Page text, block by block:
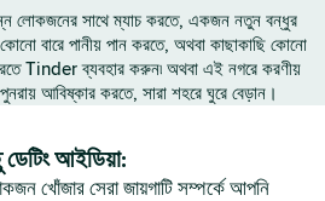
লোকজনের সাথে ম্যাচ করতে, একজন নতুন বন্ধুর
বারে পানীয় পান করতে, অথবা কাছাকাছি কোনো
Tinder ব্যবহার করুন৷ অথবা এই নগরে করণীয়
আবিষ্কার করতে, সারা শহরে ঘুরে বেড়ান।
আইডিয়া:
খোঁজার সেরা জায়গাটি সম্পর্কে আপনি